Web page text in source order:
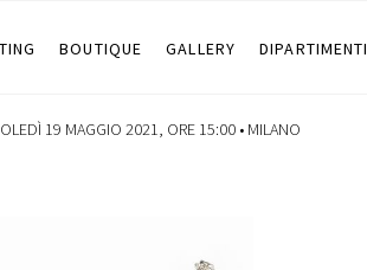
BOUTIQUE GALLERY DIPARTIMENTI
19 MAGGIO 2021, ORE 15:00 • MILANO